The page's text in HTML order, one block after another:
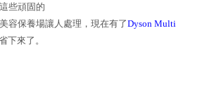
些頑固的
容保養場讓人處理，現在有了Dyson Multi
下來了。